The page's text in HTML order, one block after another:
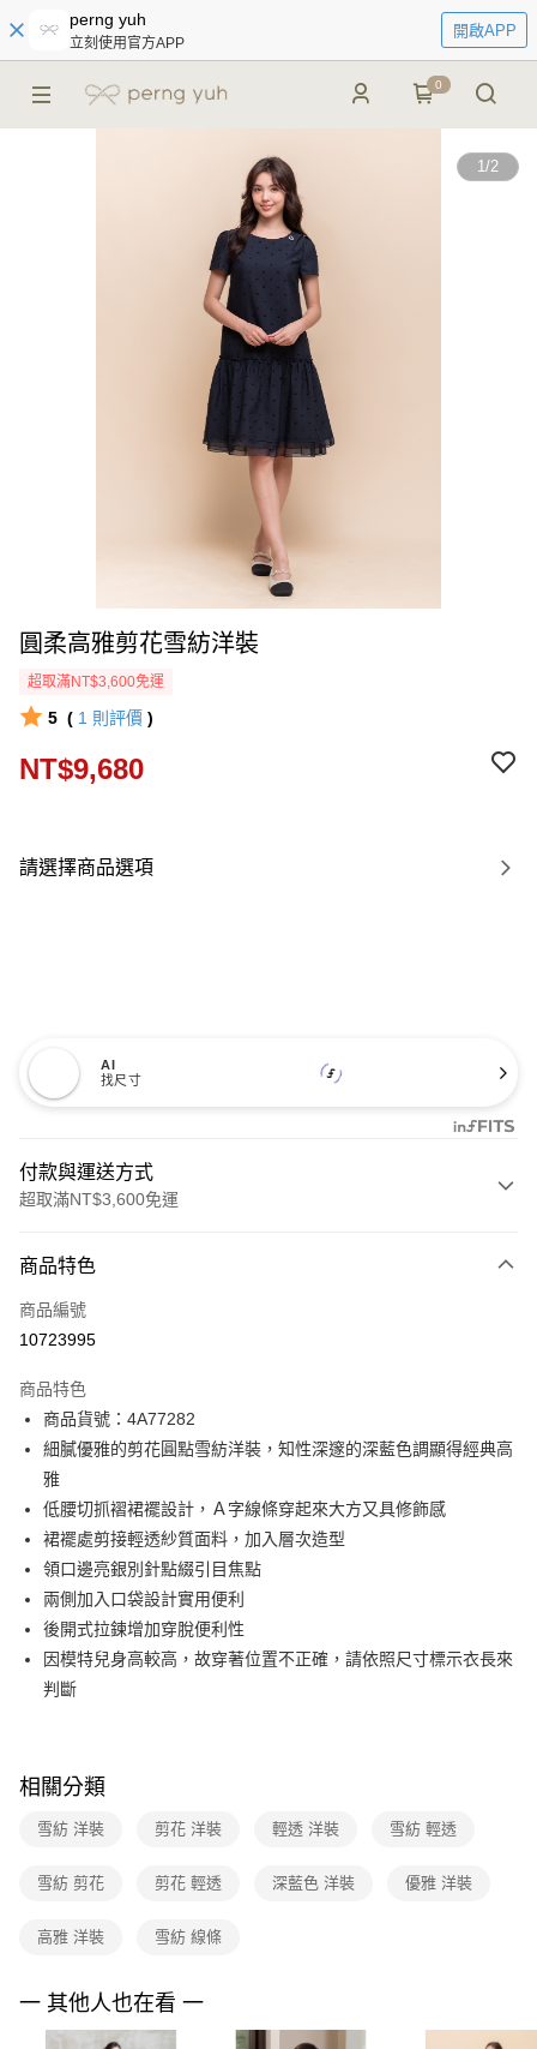
perng yuh
立刻使用官方APP
開啟APP
0
1/2
圓柔高雅剪花雪紡洋裝
超取滿NT$3,600免運
5 ( 1 則評價 )
NT$9,680
請選擇商品選項
AI
找尺寸
付款與運送方式
超取滿NT$3,600免運
信用卡一次付款
信用卡分期付款
合作金庫商業銀行
華南商業銀行
上海商業儲蓄銀行
台北富邦商業銀行
國泰世華商業銀行
臺灣中小企業銀行
台中商業銀行
匯豐（台灣）商業銀行
華泰商業銀行
聯邦商業銀行
遠東國際商業銀行
元大商業銀行
玉山商業銀行
台新國際商業銀行
台灣樂天信用卡公司
超商取貨付款
LINE Pay
Apple Pay
街口支付
【關於「AFTEE先享後付」】
AFTEE先享後付是「在收到商品之後才付款」的支付方式。 讓您購物簡單
便利好安心！
【「AFTEE先享後付」結帳流程】
結帳頁面，進行簡訊認證並確認金額後，即可完成結帳。
３．收到繳費通知簡訊後14天內，點擊此簡訊中的連結，可透過四大超商／
購買商品的店家。未經商家同意取消之訂單仍視為有效，需透過AFTEE先享
※ 交易是否成功請以「AFTEE先享後付 」之結帳頁面顯示為準，若有關於
是否繳費成功／繳費後需取消欲退款等相關疑問，請聯繫「AFTEE先享後付
客戶支援中心」https://netprotections.freshdesk.com/support/home
ATM付款
每筆NT$90，滿NT$3,600(含以上)免運費
付款後全家FamilyMart取貨
每筆NT$90，滿NT$3,600(含以上)免運費
付款後7-11取貨
商品特色
商品編號
10723995
商品特色
商品貨號：4A77282
細膩優雅的剪花圓點雪紡洋裝，知性深邃的深藍色調顯得經典高
雅
低腰切抓褶裙襬設計，Ａ字線條穿起來大方又具修飾感
裙襬處剪接輕透紗質面料，加入層次造型
領口邊亮銀別針點綴引目焦點
兩側加入口袋設計實用便利
後開式拉鍊增加穿脫便利性
因模特兒身高較高，故穿著位置不正確，請依照尺寸標示衣長來
判斷
相關分類
雪紡 洋裝 剪花 洋裝 輕透 洋裝 雪紡 輕透
雪紡 剪花 剪花 輕透 深藍色 洋裝 優雅 洋裝
高雅 洋裝 雪紡 線條
一 其他人也在看 一